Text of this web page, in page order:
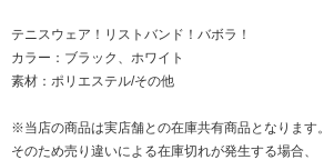
テニスウェア！リストバンド！バボラ！
カラー：ブラック、ホワイト
素材：ポリエステル/その他
※当店の商品は実店舗との在庫共有商品となります。
そのため売り違いによる在庫切れが発生する場合、